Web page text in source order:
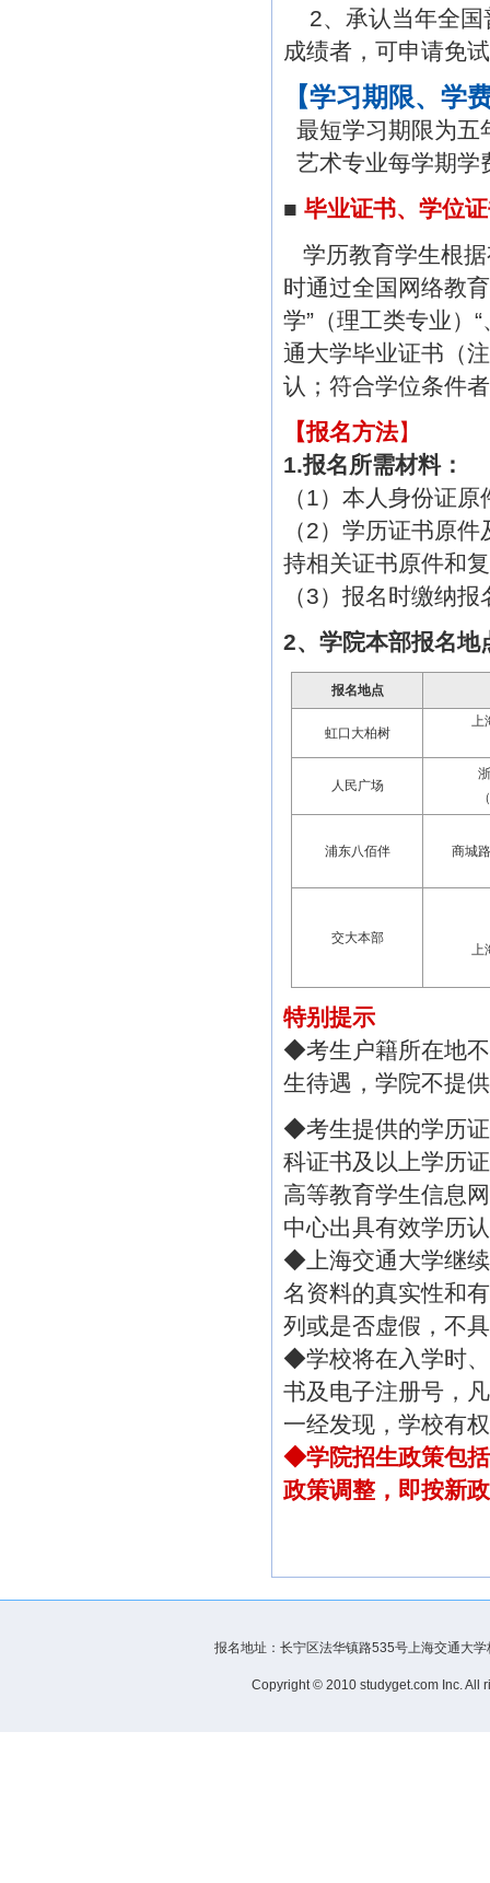
2、承认当年全国
成绩者，可申请免
【学习期限、学
最短学习期限为五
艺术专业每学期学
■ 毕业证书、学位
学历教育学生根据
时通过全国网络教
学”（理工类专业）
通大学毕业证书（
认；符合学位条件
【报名方法】
1.报名所需材料：
（1）本人身份证
（2）学历证书原
持相关证书原件和
（3）报名时缴纳
2、学院本部报名地
报名地点
虹口大柏树
上
人民广场
浦东八佰伴 商城
交大本部
上
特别提示
◆考生户籍所在地
生待遇，学院不提
◆考生提供的学历证
科证书及以上学历
高等教育学生信息
中心出具有效学历
◆上海交通大学继
名资料的真实性和
列或是否虚假，不
◆学校将在入学时
书及电子注册号，
一经发现，学校有
◆学院招生政策包
政策调整，即按新
报名地址：长宁区法华镇路535号上海交通大
Copyright © 2010 studyget.com Inc. All